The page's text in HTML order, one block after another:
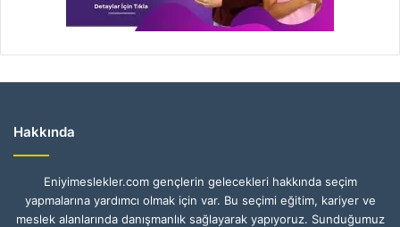
Hakkında
Eniyimeslekler.com gençlerin gelecekleri hakkında seçim
yapmalarına yardımcı olmak için var. Bu seçimi eğitim, kariyer ve
meslek alanlarında danışmanlık sağlayarak yapıyoruz. Sunduğumuz